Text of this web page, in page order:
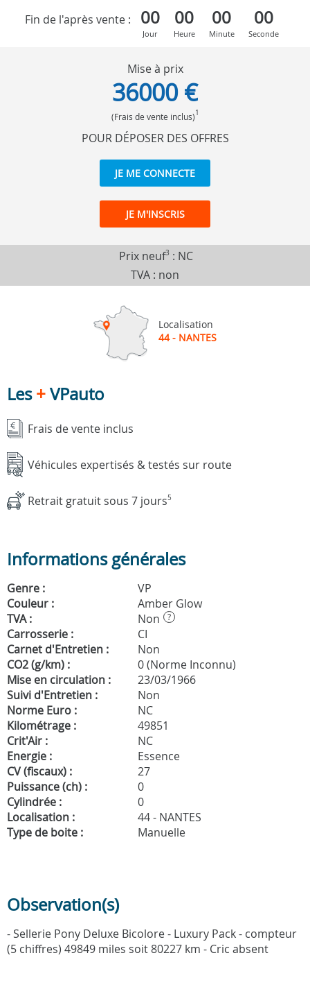
Fin de l'après vente :
00
Jour
00
Heure
00
Minute
00
Seconde
Mise à prix
36000 €
(Frais de vente inclus)1
POUR DÉPOSER DES OFFRES
JE ME CONNECTE
JE M'INSCRIS
Prix neuf3 : NC
TVA : non
Localisation
44 - NANTES
Les+VPauto
Frais de vente inclus
Véhicules expertisés & testés sur route
Retrait gratuit sous 7 jours5
Informations générales
Genre :
VP
Couleur :
Amber Glow
TVA :
Non ?
Carrosserie :
CI
Carnet d'Entretien :
Non
CO2 (g/km) :
0 (Norme Inconnu)
Mise en circulation :
23/03/1966
Suivi d'Entretien :
Non
Norme Euro :
NC
Kilométrage :
49851
Crit'Air :
NC
Energie :
Essence
CV (fiscaux) :
27
Puissance (ch) :
0
Cylindrée :
0
Localisation :
44 - NANTES
Type de boite :
Manuelle
Observation(s)
- Sellerie Pony Deluxe Bicolore - Luxury Pack - compteur
(5 chiffres) 49849 miles soit 80227 km - Cric absent